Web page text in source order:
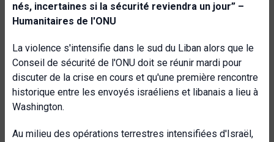
nés, incertaines si la sécurité reviendra un jour” –
Humanitaires de l'ONU
La violence s'intensifie dans le sud du Liban alors que le
Conseil de sécurité de l'ONU doit se réunir mardi pour
discuter de la crise en cours et qu'une première rencontre
historique entre les envoyés israéliens et libanais a lieu à
Washington.
Au milieu des opérations terrestres intensifiées d'Israël,